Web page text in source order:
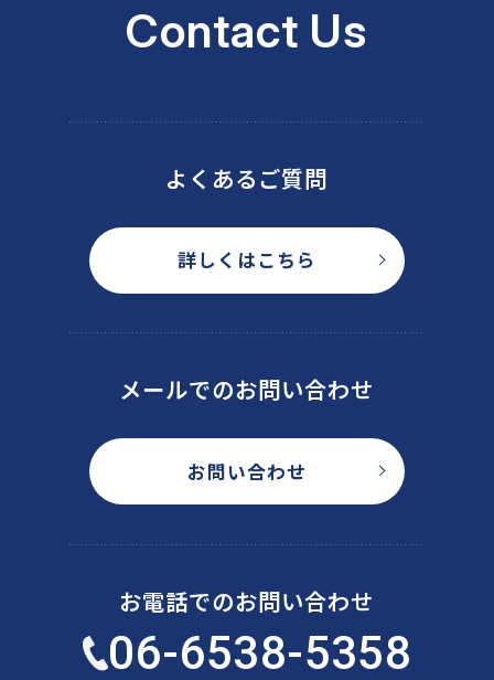
Contact Us
よくあるご質問
詳しくはこちら
メールでのお問い合わせ
お問い合わせ
お電話でのお問い合わせ
06-6538-5358